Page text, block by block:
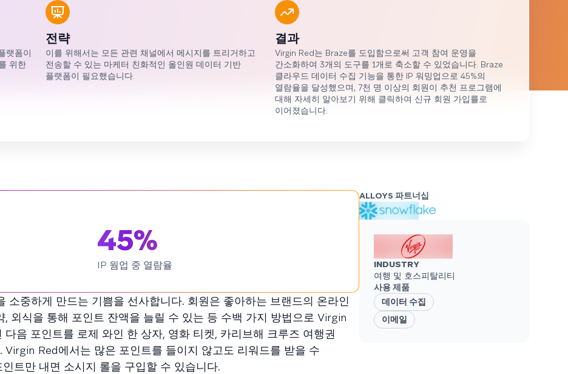
랫폼이
위한
전략
이를 위해서는 모든 관련 채널에서 메시지를 트리거하고
전송할 수 있는 마케터 친화적인 올인원 데이터 기반
플랫폼이 필요했습니다.
결과
Virgin Red는 Braze를 도입함으로써 고객 참여 운영을
간소화하여 3개의 도구를 1개로 축소할 수 있었습니다. Braze
클라우드 데이터 수집 기능을 통한 IP 워밍업으로 45%의
열람율을 달성했으며, 7천 명 이상의 회원이 추천 프로그램에
대해 자세히 알아보기 위해 클릭하여 신규 회원 가입률로
이어졌습니다.
45%
IP 웜업 중 열람율
소중하게 만드는 기쁨을 선사합니다. 회원은 좋아하는 브랜드의 온라인
외식을 통해 포인트 잔액을 늘릴 수 있는 등 수백 가지 방법으로 Virgin
음 포인트를 로제 와인 한 상자, 영화 티켓, 카리브해 크루즈 여행권
Virgin Red에서는 많은 포인트를 들이지 않고도 리워드를 받을 수
트만 내면 소시지 롤을 구입할 수 있습니다.
ALLOYS 파트너십
INDUSTRY
여행 및 호스피탈리티
사용 제품
데이터 수집
이메일